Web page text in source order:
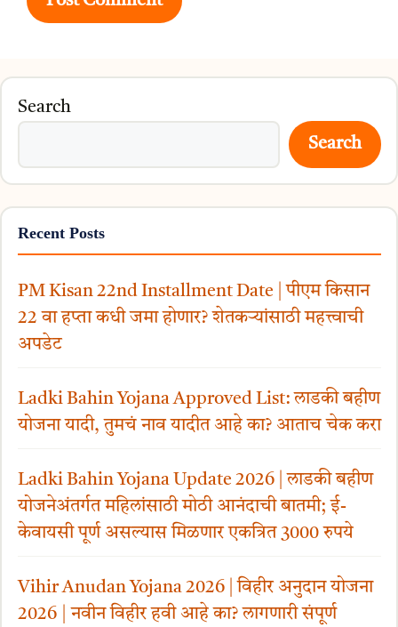
Search
Search
Recent Posts
PM Kisan 22nd Installment Date | पीएम किसान
22 वा हप्ता कधी जमा होणार? शेतकऱ्यांसाठी महत्त्वाची
अपडेट
Ladki Bahin Yojana Approved List: लाडकी बहीण
योजना यादी, तुमचं नाव यादीत आहे का? आताच चेक करा
Ladki Bahin Yojana Update 2026 | लाडकी बहीण
योजनेअंतर्गत महिलांसाठी मोठी आनंदाची बातमी; ई-
केवायसी पूर्ण असल्यास मिळणार एकत्रित 3000 रुपये
Vihir Anudan Yojana 2026 | विहीर अनुदान योजना
2026 | नवीन विहीर हवी आहे का? लागणारी संपूर्ण